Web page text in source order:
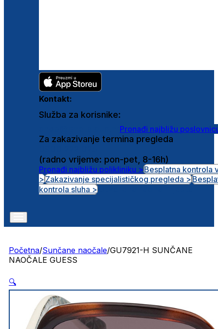
Kontakt:
Služba za korisnike:
Pronađi najbližu
Za zakazivanje termina pregleda
(radno vrijeme: pon-pet, 8-16h)
Pronađi najbližu polikliniku >Besplatna kontrola
>Zakazivanje specijalističkog pregleda >
kontrola sluha >
Početna/Sunčane naočale/GU7921-H SUNČANE
NAOČALE GUESS
🔍